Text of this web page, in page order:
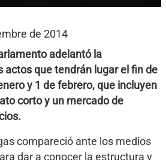
de 2014
adelantó la
actos que tendrán lugar el fin de
y 1 de febrero, que incluyen
corto y un mercado de
compareció ante los medios
dar a conocer la estructura y